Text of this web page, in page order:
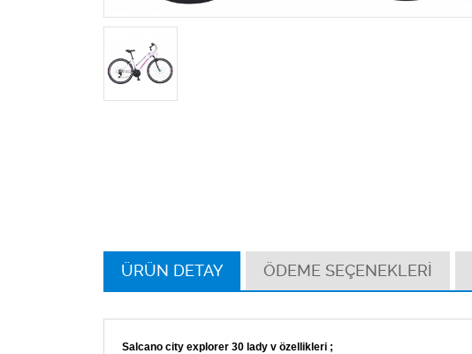
ÜRÜN DETAY ÖDEME SEÇENEKLERİ
Salcano city explorer 30 lady v özellikleri ;